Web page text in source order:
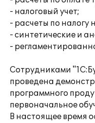
- налоговый учет;
- расчеты по налогу
- синтетические и
-
Сотрудниками
проведена
программного
первоначальное
В настоящее время